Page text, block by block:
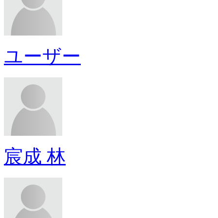
ユーザー
宸成 林